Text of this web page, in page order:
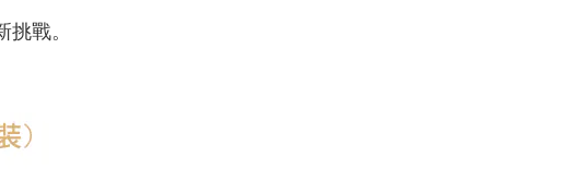
挑戰。